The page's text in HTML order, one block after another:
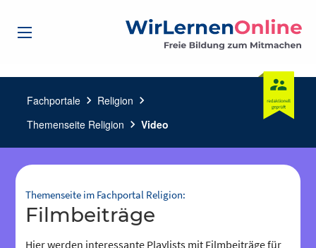
Fachportale chevron_right Religion chevron_right
Themenseite Religion chevron_right Video
Themenseite im Fachportal Religion:
Filmbeiträge
Hier werden interessante Playlists mit Filmbeiträge für